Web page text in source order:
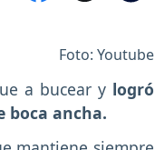
Foto: Youtube
a bucear y logró
boca ancha.